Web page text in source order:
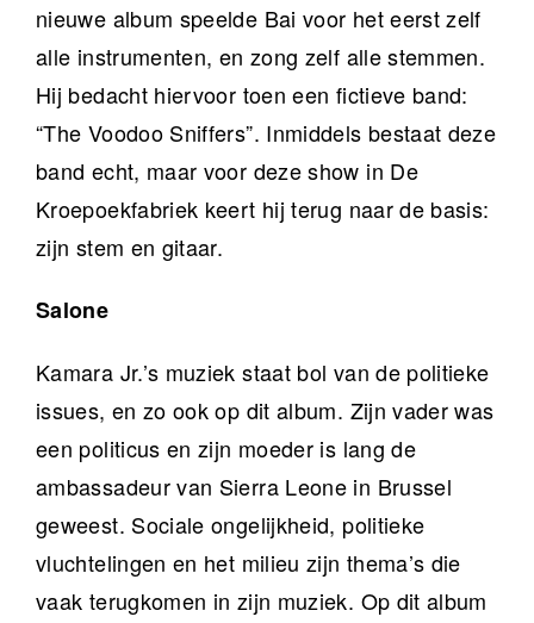
nieuwe album speelde Bai voor het eerst zelf
alle instrumenten, en zong zelf alle stemmen.
Hij bedacht hiervoor toen een fictieve band:
“The Voodoo Sniffers”. Inmiddels bestaat deze
band echt, maar voor deze show in De
Kroepoekfabriek keert hij terug naar de basis:
zijn stem en gitaar.
Salone
Kamara Jr.’s muziek staat bol van de politieke
issues, en zo ook op dit album. Zijn vader was
een politicus en zijn moeder is lang de
ambassadeur van Sierra Leone in Brussel
geweest. Sociale ongelijkheid, politieke
vluchtelingen en het milieu zijn thema’s die
vaak terugkomen in zijn muziek. Op dit album